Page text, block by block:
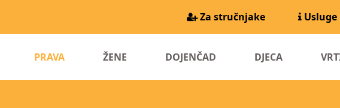
Za stručnjake
PRAVA(CURRENT)ŽENE DOJENČAD DJECA